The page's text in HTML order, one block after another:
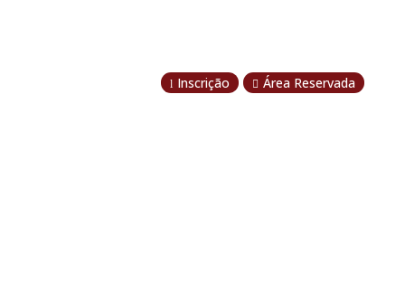
l Inscrição  Área Reservada